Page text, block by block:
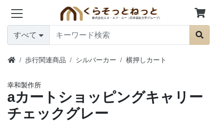
すべて
歩行関連商品 シルバーカー 横押しカート
幸和製作所
aカートショッピングキャリー
チェックグレー